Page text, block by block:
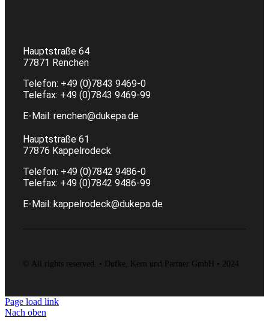
Hauptstraße 64
77871 Renchen
Telefon: +49 (0)7843 9469-0
Telefax: +49 (0)7843 9469-99
E-Mail: renchen@dukepa.de
Hauptstraße 61
77876 Kappelrodeck
Telefon: +49 (0)7842 9486-0
Telefax: +49 (0)7842 9486-99
E-Mail: kappelrodeck@dukepa.de
© All rights reserved. • Dufke, Kern und Partner GmbH • 2024
Page load link
Nach oben